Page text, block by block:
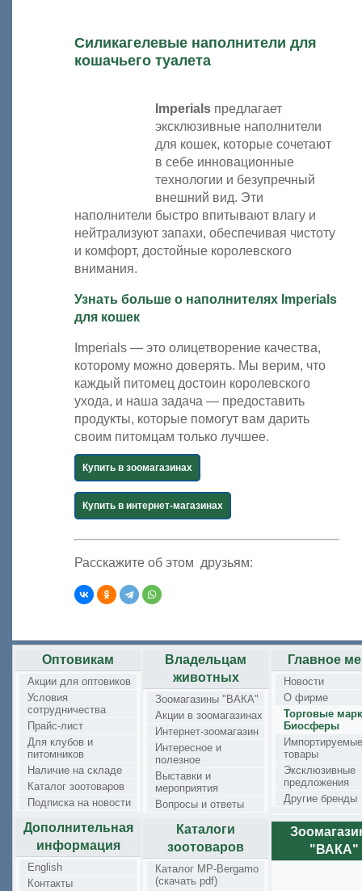
Силикагелевые наполнители для
кошачьего туалета
Imperials предлагает
эксклюзивные наполнители
для кошек, которые сочетают
в себе инновационные
технологии и безупречный
внешний вид. Эти
наполнители быстро впитывают влагу и
нейтрализуют запахи, обеспечивая чистоту
и комфорт, достойные королевского
внимания.
Узнать больше о наполнителях Imperials
для кошек
Imperials — это олицетворение качества,
которому можно доверять. Мы верим, что
каждый питомец достоин королевского
ухода, и наша задача — предоставить
продукты, которые помогут вам дарить
своим питомцам только лучшее.
Купить в зоомагазинах
Купить в интернет-магазинах
Расскажите об этом друзьям:
Оптовикам
Акции для оптовиков
Условия
сотрудничества
Прайс-лист
Для клубов и
питомников
Наличие на складе
Каталог зоотоваров
Подписка на новости
Дополнительная
информация
English
Контакты
Владельцам
животных
Зоомагазины "ВАКА"
Акции в зоомагазинах
Интернет-зоомагазин
Интересное и
полезное
Выставки и
мероприятия
Вопросы и ответы
Каталоги
зоотоваров
Каталог MP-Bergamo
(скачать pdf)
Главное
Новости
О фирме
Торговые
Биосферы
Импортируемые
товары
Эксклюзивные
предложения
Другие бренды
"ВАКА"